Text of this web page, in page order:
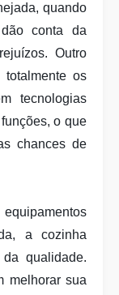
quando
conta da
Outro
os
tecnologias
o que
chances de
a cozinha
qualidade.
melhorar sua